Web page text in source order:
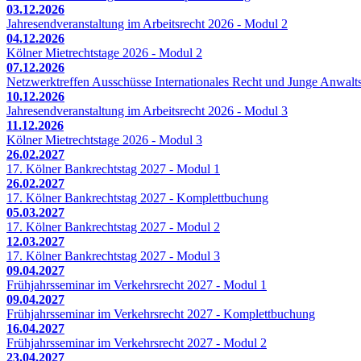
03.12.2026
Jahresendveranstaltung im Arbeitsrecht 2026 - Modul 2
04.12.2026
Kölner Mietrechtstage 2026 - Modul 2
07.12.2026
Netzwerktreffen Ausschüsse Internationales Recht und Junge
10.12.2026
Jahresendveranstaltung im Arbeitsrecht 2026 - Modul 3
11.12.2026
Kölner Mietrechtstage 2026 - Modul 3
26.02.2027
17. Kölner Bankrechtstag 2027 - Modul 1
26.02.2027
17. Kölner Bankrechtstag 2027 - Komplettbuchung
05.03.2027
17. Kölner Bankrechtstag 2027 - Modul 2
12.03.2027
17. Kölner Bankrechtstag 2027 - Modul 3
09.04.2027
Frühjahrsseminar im Verkehrsrecht 2027 - Modul 1
09.04.2027
Frühjahrsseminar im Verkehrsrecht 2027 - Komplettbuchung
16.04.2027
Frühjahrsseminar im Verkehrsrecht 2027 - Modul 2
23.04.2027